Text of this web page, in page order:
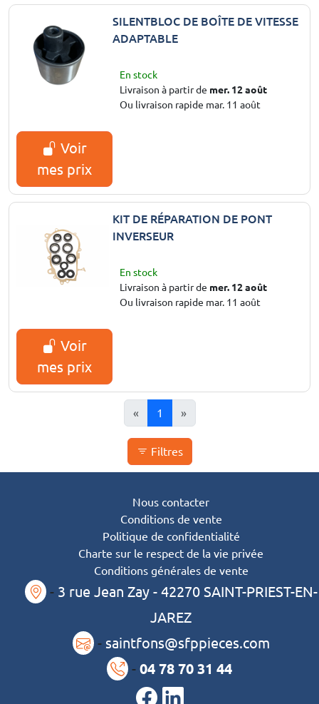
SILENTBLOC DE BOÎTE DE VITESSE
ADAPTABLE
En stock
Livraison à partir de mer. 12 août
Ou livraison rapide mar. 11 août
Voir
mes prix
KIT DE RÉPARATION DE PONT
INVERSEUR
En stock
Livraison à partir de mer. 12 août
Ou livraison rapide mar. 11 août
Voir
mes prix
« 1 »
Filtres
Nous contacter
Conditions de vente
Politique de confidentialité
Charte sur le respect de la vie privée
Conditions générales de vente
- 3 rue Jean Zay - 42270 SAINT-PRIEST-EN-
JAREZ
- saintfons@sfppieces.com
- 04 78 70 31 44